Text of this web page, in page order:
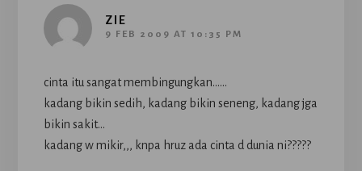
ZIE
9 FEB 2009 AT 10:35 PM
cinta itu sangat membingungkan……
kadang bikin sedih, kadang bikin seneng, kadang jga
bikin sakit…
kadang w mikir,,, knpa hruz ada cinta d dunia ni?????